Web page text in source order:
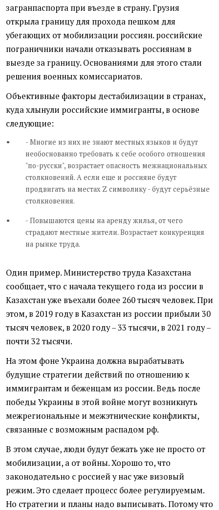
загранпаспорта при въезде в страну. Грузия
открыла границу для прохода пешком для
убегающих от мобилизации россиян. российские
пограничники начали отказывать россиянам в
выезде за границу. Основаниями для этого стали
решения военных комиссариатов.
Объективные факторы дестабилизации в странах,
куда хлынули российские иммигранты, в основе
следующие:
- Многие из них не знают местных языков и будут
необоснованно требовать к себе особого отношения
"по-русски", возрастает опасность межнациональных
столкновений. А если еще и россияне будут
продвигать на местах Z символику - будут серьёзные
столкновения.
- Повышаются цены на аренду жилья, от чего
страдают местные жители. Возрастает конкуренция
на рынке труда.
Один пример. Министерство труда Казахстана
сообщает, что с начала текущего года из россии в
Казахстан уже въехали более 260 тысяч человек. При
этом, в 2019 году в Казахстан из россии прибыли 30
тысяч человек, в 2020 году – 33 тысячи, в 2021 году –
почти 32 тысячи.
На этом фоне Украина должна вырабатывать
будущие стратегии действий по отношению к
иммигрантам и беженцам из россии. Ведь после
победы Украины в этой войне могут возникнуть
межрегиональные и межэтнические конфликты,
связанные с возможным распадом рф.
В этом случае, люди будут бежать уже не просто от
мобилизации, а от войны. Хорошо то, что
законодательно с россией у нас уже визовый
режим. Это сделает процесс более регулируемым.
Но стратегии и планы надо выписывать. Потому что